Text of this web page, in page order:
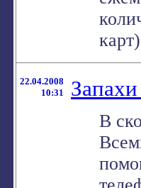
22.04.2008
10:31
В